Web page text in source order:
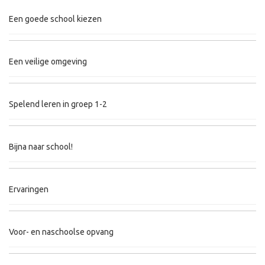
Een goede school kiezen
Een veilige omgeving
Spelend leren in groep 1-2
Bijna naar school!
Ervaringen
Voor- en naschoolse opvang